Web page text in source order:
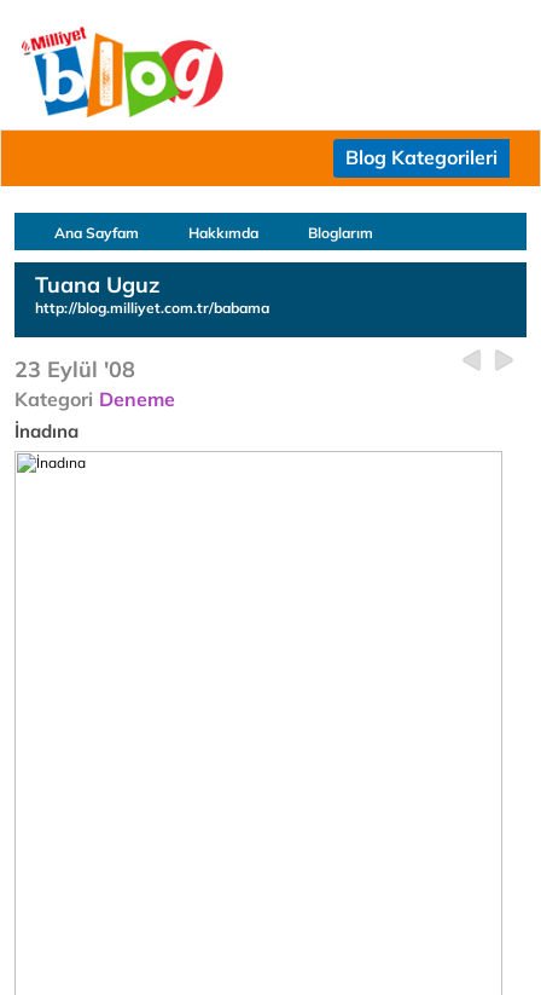
Blog Kategorileri
Ana Sayfam Hakkımda Bloglarım
Tuana Uguz
http://blog.milliyet.com.tr/babama
23 Eylül '08
Kategori Deneme
İnadına